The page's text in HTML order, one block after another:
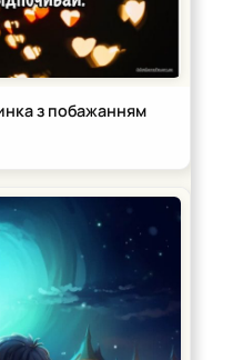
з побажанням